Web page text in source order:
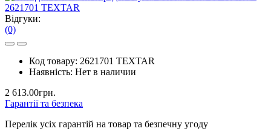
Відгуки:
(0)
Код товару: 2621701 TEXTAR
Наявність: Нет в наличии
2 613.00грн.
Гарантії та безпека
Перелік усіх гарантій на товар та безпечну угоду